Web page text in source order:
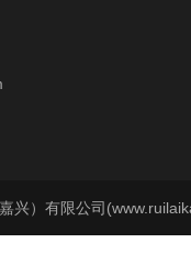
兴）有限公司